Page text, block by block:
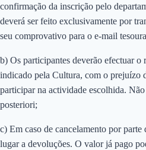
confirmação da inscrição pelo
deverá ser feito exclusivamente por
seu comprovativo para o e-mail
b) Os participantes deverão efectuar o
indicado pela Cultura, com o prejuízo
participar na actividade escolhida. Não
posteriori;
c) Em caso de cancelamento por parte
lugar a devoluções. O valor já pago